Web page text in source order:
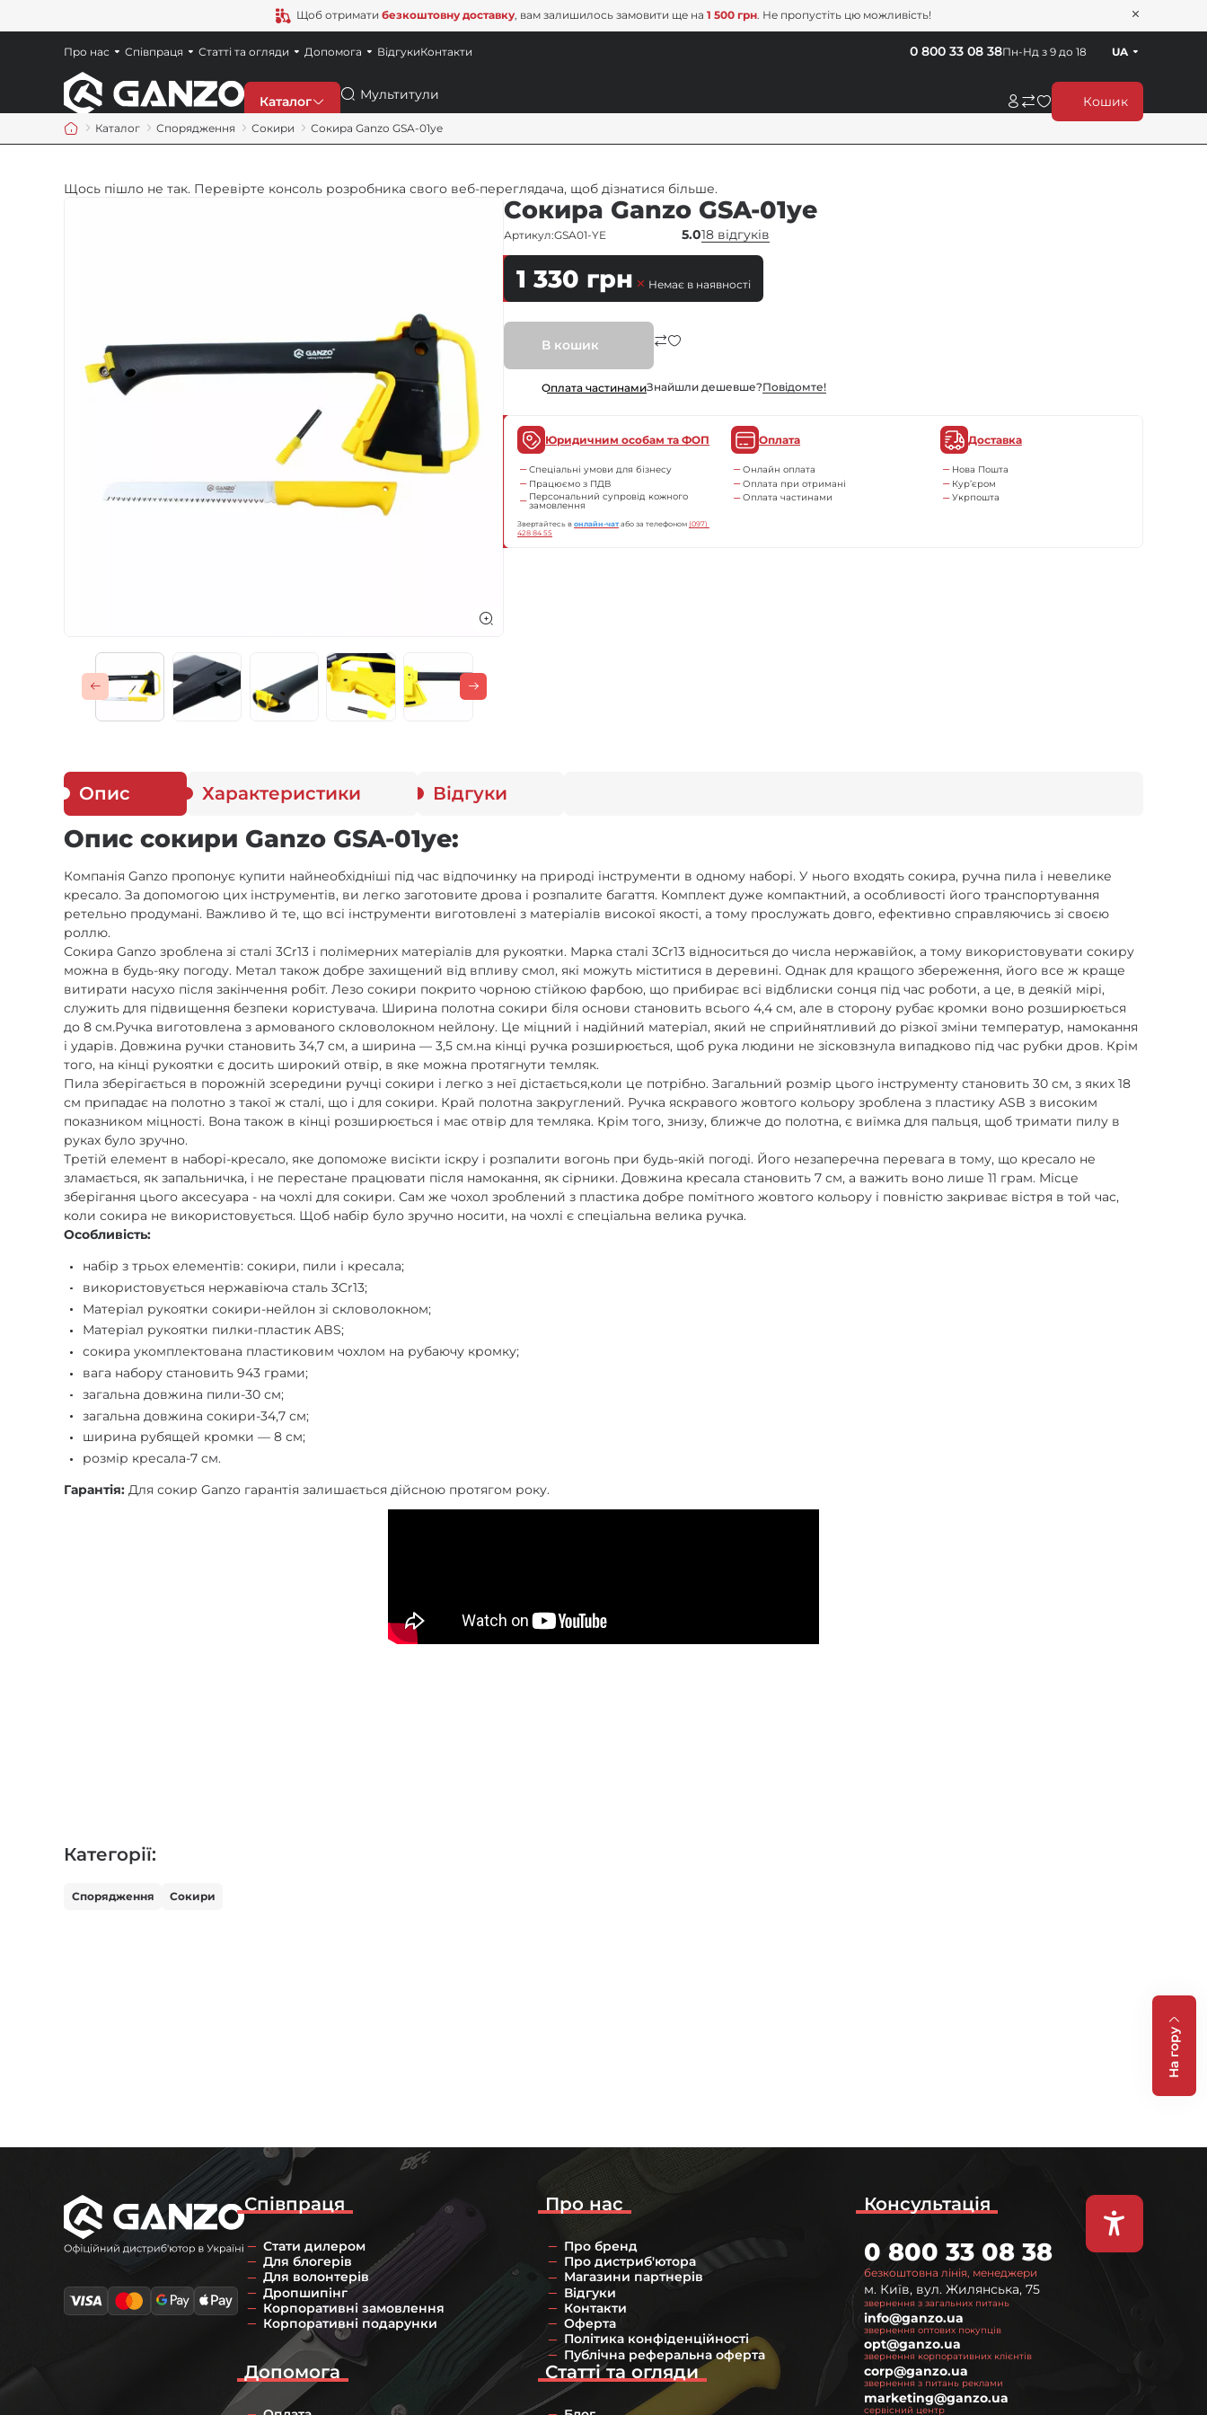
Щоб отримати безкоштовну доставку, вам залишилось замовити ще на 1 500 грн. Не пропустіть цю можливість!
Каталог
Мультитули
Газові пальники
Спорядження
Пошук Кошик
Пн-Нд з 9 до 18
0 800 33 08 38 UA
Про нас Співпраця Статті та огляди Допомога ВідгукиКонтакти
Каталог Спорядження Сокири Сокира Ganzo GSA-01ye
Щось пішло не так. Перевірте консоль розробника свого веб-переглядача, щоб дізнатися більше.
Сокира Ganzo GSA-01ye
Артикул:GSA01-YE 5.018 відгуків
1 330 грн Немає в наявності
В кошик
Оплата частинамиЗнайшли дешевше?Повiдомте!
Юридичним особам та ФОП
Спеціальні умови для бізнесу
Працюємо з ПДВ
Персональний супровід кожного
замовлення
Звертайтесь вонлайн-чат або за телефоном(097)
428 84 55
Оплата
Онлайн оплата
Оплата при отримані
Оплата частинами
Доставка
Нова Пошта
Кур’єром
Укрпошта
Опис Характеристики Відгуки
Опис сокири Ganzo GSA-01ye:
Компанія Ganzo пропонує купити найнеобхідніші під час відпочинку на природі інструменти в одному наборі. У нього входять сокира, ручна пила і невелике
кресало. За допомогою цих інструментів, ви легко заготовите дрова і розпалите багаття. Комплект дуже компактний, а особливості його транспортування
ретельно продумані. Важливо й те, що всі інструменти виготовлені з матеріалів високої якості, а тому прослужать довго, ефективно справляючись зі своєю
роллю.
Сокира Ganzo зроблена зі сталі 3Cr13 і полімерних матеріалів для рукоятки. Марка сталі 3Cr13 відноситься до числа нержавійок, а тому використовувати сокиру
можна в будь-яку погоду. Метал також добре захищений від впливу смол, які можуть міститися в деревині. Однак для кращого збереження, його все ж краще
витирати насухо після закінчення робіт. Лезо сокири покрито чорною стійкою фарбою, що прибирає всі відблиски сонця під час роботи, а це, в деякій мірі,
служить для підвищення безпеки користувача. Ширина полотна сокири біля основи становить всього 4,4 см, але в сторону рубає кромки воно розширюється
до 8 см.Ручка виготовлена з армованого скловолокном нейлону. Це міцний і надійний матеріал, який не сприйнятливий до різкої зміни температур, намокання
і ударів. Довжина ручки становить 34,7 см, а ширина — 3,5 см.на кінці ручка розширюється, щоб рука людини не зісковзнула випадково під час рубки дров. Крім
того, на кінці рукоятки є досить широкий отвір, в яке можна протягнути темляк.
Пила зберігається в порожній зсередини ручці сокири і легко з неї дістається,коли це потрібно. Загальний розмір цього інструменту становить 30 см, з яких 18
см припадає на полотно з такої ж сталі, що і для сокири. Край полотна закруглений. Ручка яскравого жовтого кольору зроблена з пластику ASB з високим
показником міцності. Вона також в кінці розширюється і має отвір для темляка. Крім того, знизу, ближче до полотна, є виїмка для пальця, щоб тримати пилу в
руках було зручно.
Третій елемент в наборі-кресало, яке допоможе висікти іскру і розпалити вогонь при будь-якій погоді. Його незаперечна перевага в тому, що кресало не
зламається, як запальничка, і не перестане працювати після намокання, як сірники. Довжина кресала становить 7 см, а важить воно лише 11 грам. Місце
зберігання цього аксесуара - на чохлі для сокири. Сам же чохол зроблений з пластика добре помітного жовтого кольору і повністю закриває вістря в той час,
коли сокира не використовується. Щоб набір було зручно носити, на чохлі є спеціальна велика ручка.
Особливість:
набір з трьох елементів: сокири, пили і кресала;
використовується нержавіюча сталь 3Cr13;
Матеріал рукоятки сокири-нейлон зі скловолокном;
Матеріал рукоятки пилки-пластик ABS;
сокира укомплектована пластиковим чохлом на рубаючу кромку;
вага набору становить 943 грами;
загальна довжина пили-30 см;
загальна довжина сокири-34,7 см;
ширина рубящей кромки — 8 см;
розмір кресала-7 см.
Гарантія: Для сокир Ganzo гарантія залишається дійсною протягом року.
Категорії:
Спорядження Сокири
На гору
Про нас
Про бренд
Про дистриб'ютора
Магазини партнерів
Відгуки
Контакти
Оферта
Політика конфіденційності
Публічна реферальна оферта
Співпраця
Стати дилером
Для блогерів
Для волонтерів
Дропшипінг
Корпоративні замовлення
Корпоративні подарунки
Статті та огляди
Допомога
Консультація
безкоштовна лінія, менеджери
0 800 33 08 38
м. Київ, вул. Жилянська, 75
звернення з загальних питань
info@ganzo.ua
звернення оптових покупців
opt@ganzo.ua
звернення корпоративних клієнтів
corp@ganzo.ua
звернення з питань реклами
marketing@ganzo.ua
сервісний центр